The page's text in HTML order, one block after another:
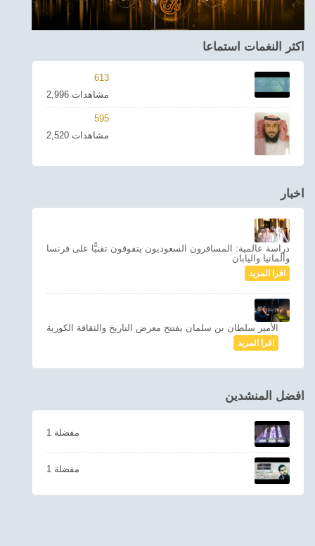
اكثر النغمات استماعا
613
2,996 مشاهدات
595
2,520 مشاهدات
اخبار
دراسة عالمية: المسافرون السعوديون يتفوقون تقنيًّا على فرنسا
وألمانيا واليابان
اقرا المزيد
الأمير سلطان بن سلمان يفتتح معرض التاريخ والثقافة الكورية
اقرا المزيد
افضل المنشدين
1 مفضلة
1 مفضلة